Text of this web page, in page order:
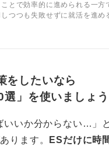
とで効率的に進められる一方
つつも失敗せずに就活を進め
タントとともに解説します。
をしたいなら
選」を使いましょう
いいか分からない…」
ります。
ESだけに時